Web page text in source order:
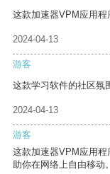
这款加速器VPM应用程
2024-04-13
游客
这款学习软件的社区氛
2024-04-13
游客
这款加速器VPM应用
助你在网络上自由移动。